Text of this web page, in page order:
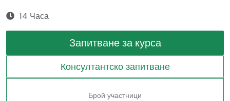
14 Часа
Запитване за курса
Консултантско запитване
Брой участници